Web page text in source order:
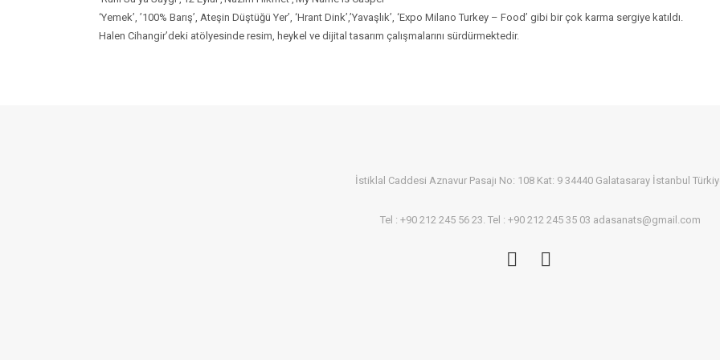
‘Yemek’, ’100% Barış’, Ateşin Düştüğü Yer’, ‘Hrant Dink’,’Yavaşlık’, ‘Expo Milano Turkey – Food’ gibi bir çok karma sergiye katıldı.
Halen Cihangir’deki atölyesinde resim, heykel ve dijital tasarım çalışmalarını sürdürmektedir.
İstiklal Caddesi Aznavur Pasajı No: 108 Kat: 9 34440 Galatasaray İstanbul
Tel : +90 212 245 56 23. Tel : +90 212 245 35 03 adasanats@gmail.com